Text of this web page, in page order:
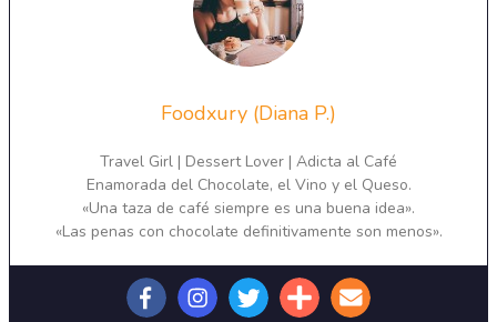
Foodxury (Diana P.)
Travel Girl | Dessert Lover | Adicta al Café
Enamorada del Chocolate, el Vino y el Queso.
«Una taza de café siempre es una buena idea».
«Las penas con chocolate definitivamente son menos».